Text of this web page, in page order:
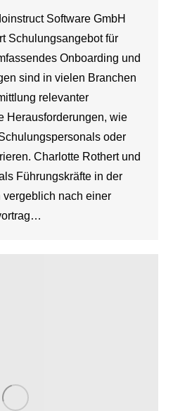
Software GmbH
Schulungsangebot für
Onboarding und
sind in vielen Branchen
relevanter
Herausforderungen, wie
oder
Charlotte Rothert und
Führungskräfte in der
vergeblich nach einer